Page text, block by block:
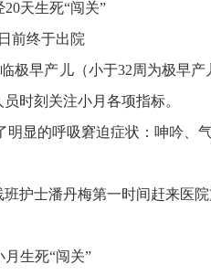
20天生死“闯关”
日前终于出院
早产儿（小于32周为极早
时刻关注小月各项指标。
明显的呼吸窘迫症状：呻吟、
护士潘丹梅第一时间赶来医
月生死“闯关”